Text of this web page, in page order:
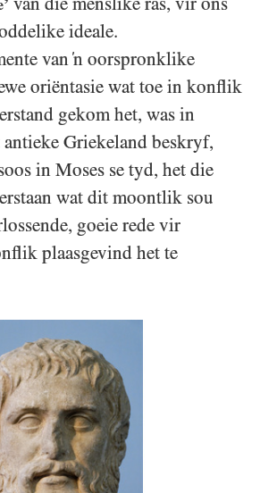
ideale.
van ‘n oorspronklike
oriëntasie wat toe in konflik
gekom het, was in
Griekeland beskryf,
in Moses se tyd, het die
wat dit moontlik sou
goeie rede vir
plaasgevind het te